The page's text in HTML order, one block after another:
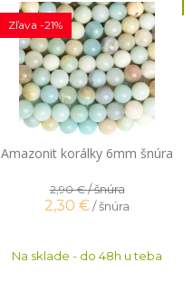
Amazonit korálky 6mm šnúra
Zľava -21%
2,90 €/ šnúra
2,30 €/ šnúra
Na sklade - do 48h u teba